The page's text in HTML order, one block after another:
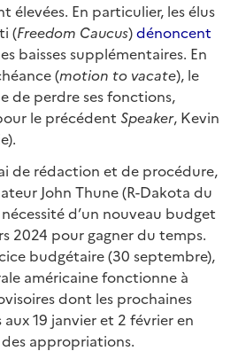
élevées. En particulier, les élus
(Freedom Caucus)dénoncent
baisses supplémentaires. En
(motion to vacate), le
de perdre ses fonctions,
le précédent Speaker, Kevin
de rédaction et de procédure,
John Thune (R-Dakota du
d’un nouveau budget
2024 pour gagner du temps.
budgétaire (30 septembre),
américaine fonctionne à
dont les prochaines
19 janvier et 2 février en
appropriations.